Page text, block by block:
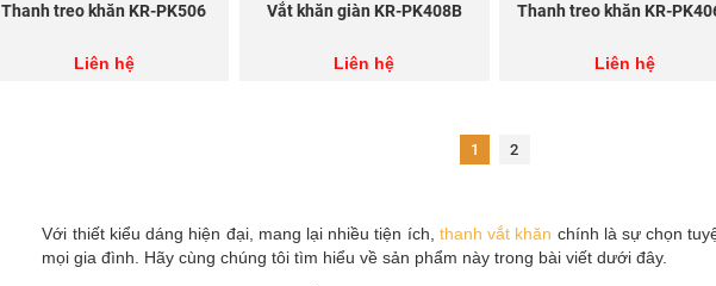
Thanh treo khăn KR-PK506
Liên hệ
Vắt khăn giàn KR-PK408B
Liên hệ
Thanh treo khăn KR-
Liên hệ
1 2
Với thiết kiểu dáng hiện đại, mang lại nhiều tiện ích, thanh vắt khăn chính là sự chọn
mọi gia đình. Hãy cùng chúng tôi tìm hiểu về sản phẩm này trong bài viết dưới đây.